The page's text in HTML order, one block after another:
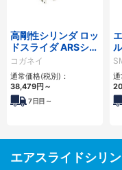
高剛性シリンダ ロッ
ドスライダ ARSシリ
ーズ
コガネイ
通常価格(税別)：
38,479円～
7日目～
ズ
通
エアスライドシリ